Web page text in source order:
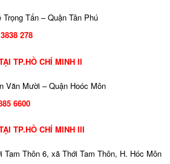
Trọng Tấn – Quận Tân Phú
278
TP.HỒ CHÍ MINH II
Văn Mười – Quận Hoóc Môn
6600
TP.HỒ CHÍ MINH III
Tam Thôn 6, xã Thới Tam Thôn, H. Hóc Môn